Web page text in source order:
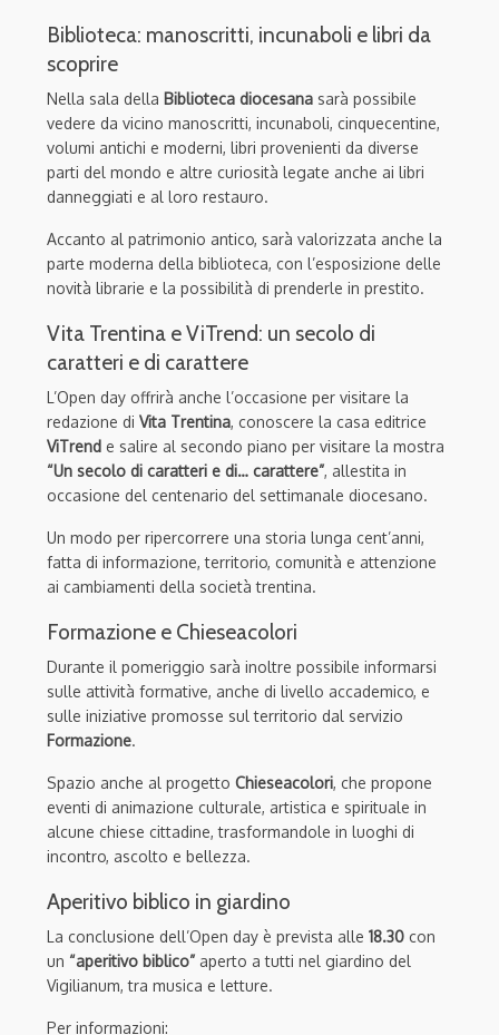
Biblioteca: manoscritti, incunaboli e libri da
scoprire
Nella sala della Biblioteca diocesana sarà possibile
vedere da vicino manoscritti, incunaboli, cinquecentine,
volumi antichi e moderni, libri provenienti da diverse
parti del mondo e altre curiosità legate anche ai libri
danneggiati e al loro restauro.
Accanto al patrimonio antico, sarà valorizzata anche la
parte moderna della biblioteca, con l’esposizione delle
novità librarie e la possibilità di prenderle in prestito.
Vita Trentina e ViTrend: un secolo di
caratteri e di carattere
L’Open day offrirà anche l’occasione per visitare la
redazione di Vita Trentina, conoscere la casa editrice
ViTrend e salire al secondo piano per visitare la mostra
“Un secolo di caratteri e di… carattere”, allestita in
occasione del centenario del settimanale diocesano.
Un modo per ripercorrere una storia lunga cent’anni,
fatta di informazione, territorio, comunità e attenzione
ai cambiamenti della società trentina.
Formazione e Chieseacolori
Durante il pomeriggio sarà inoltre possibile informarsi
sulle attività formative, anche di livello accademico, e
sulle iniziative promosse sul territorio dal servizio
Formazione.
Spazio anche al progetto Chieseacolori, che propone
eventi di animazione culturale, artistica e spirituale in
alcune chiese cittadine, trasformandole in luoghi di
incontro, ascolto e bellezza.
Aperitivo biblico in giardino
La conclusione dell’Open day è prevista alle 18.30 con
un “aperitivo biblico” aperto a tutti nel giardino del
Vigilianum, tra musica e letture.
Per informazioni: